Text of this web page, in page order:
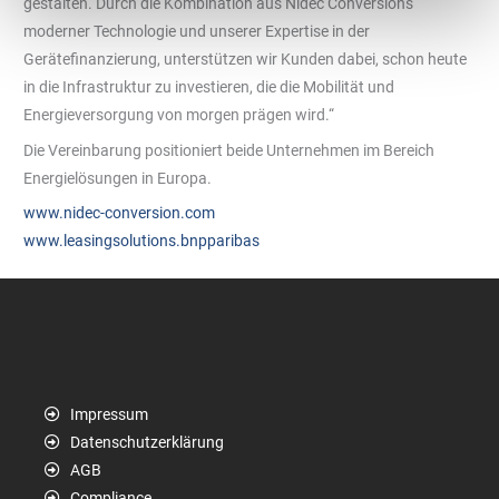
moderner Technologie und unserer Expertise in der
Gerätefinanzierung, unterstützen wir Kunden dabei, schon heute
in die Infrastruktur zu investieren, die die Mobilität und
Energieversorgung von morgen prägen wird.“
Die Vereinbarung positioniert beide Unternehmen im Bereich
Energielösungen in Europa.
www.nidec-conversion.com
www.leasingsolutions.bnpparibas
Impressum
Datenschutzerklärung
AGB